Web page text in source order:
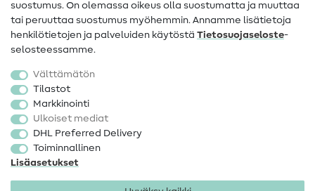
Peruutusoikeus
Suosittu
Kankaat
Ompelutarvikkeet
Ale
suostumus. On olemassa oikeus olla suostumatta ja muuttaa
tai peruuttaa suostumus myöhemmin. Annamme lisätietoja
henkilötietojen ja palveluiden käytöstä Tietosuojaseloste-
selosteessamme.
Välttämätön
Tilastot
Markkinointi
Ulkoiset mediat
DHL Preferred Delivery
Toiminnallinen
Lisäasetukset